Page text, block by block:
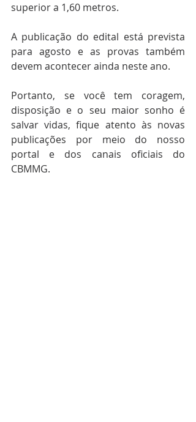
superior a 1,60 metros.
A publicação do edital está prevista
para agosto e as provas também
devem acontecer ainda neste ano.
Portanto, se você tem coragem,
disposição e o seu maior sonho é
salvar vidas, fique atento às novas
publicações por meio do nosso
portal e dos canais oficiais do
CBMMG.